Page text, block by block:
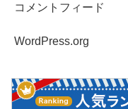
コメントフィード
WordPress.org